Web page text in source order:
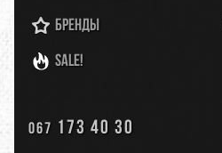
Бренды
SALE!
067 173 40 30